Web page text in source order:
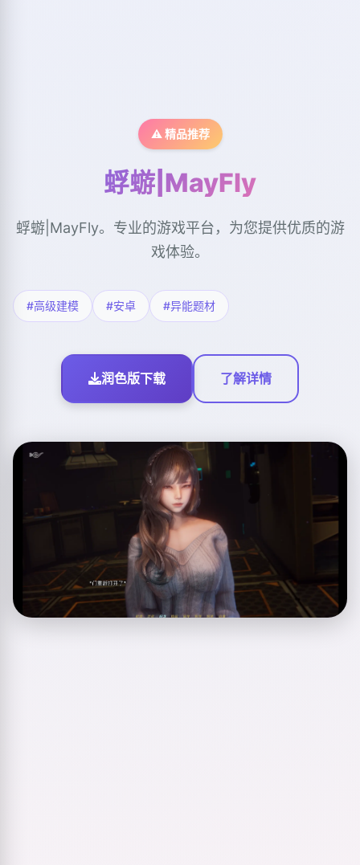
⚠️ 精品推荐
蜉蝣|MayFly
蜉蝣|MayFly。专业的游戏平台，为您提供优质的游
戏体验。
#高级建模 #安卓 #异能题材
润色版下载 了解详情